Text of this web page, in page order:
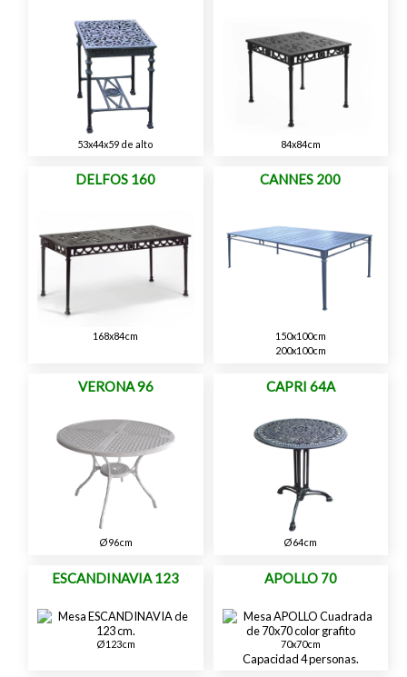
53x44x59 de alto 84x84cm
DELFOS 160
168x84cm
CANNES 200
150x100cm
200x100cm
VERONA 96
Ø96cm
CAPRI 64A
Ø64cm
ESCANDINAVIA 123
Ø123cm
APOLLO 70
70x70cm
Capacidad 4 personas.